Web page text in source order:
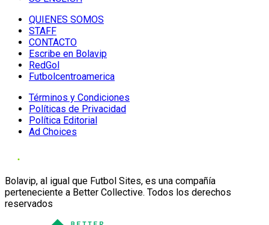
QUIENES SOMOS
STAFF
CONTACTO
Escribe en Bolavip
RedGol
Futbolcentroamerica
Términos y Condiciones
Políticas de Privacidad
Política Editorial
Ad Choices
Bolavip, al igual que Futbol Sites, es una compañía
perteneciente a Better Collective. Todos los derechos
reservados